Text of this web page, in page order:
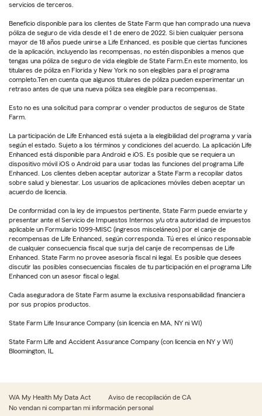
servicios de terceros.
Beneficio disponible para los clientes de State Farm que han comprado una nueva
póliza de seguro de vida desde el 1 de enero de 2022. Si bien cualquier persona
mayor de 18 años puede unirse a Life Enhanced, es posible que ciertas funciones
de la aplicación, incluyendo las recompensas, no estén disponibles a menos que
tengas una póliza de seguro de vida elegible de State Farm.En este momento, los
titulares de póliza en Florida y New York no son elegibles para el programa
completo.Ten en cuenta que algunos titulares de póliza pueden experimentar un
retraso antes de que una nueva póliza sea elegible para recompensas.
Esto no es una solicitud para comprar o vender productos de seguros de State
Farm.
La participación de Life Enhanced está sujeta a la elegibilidad del programa y varía
según el estado. Sujeto a los términos y condiciones del acuerdo. La aplicación Life
Enhanced está disponible para Android e iOS. Es posible que se requiera un
dispositivo móvil iOS o Android para usar todas las funciones del programa Life
Enhanced. Los clientes deben aceptar autorizar a State Farm a recopilar datos
sobre salud y bienestar. Los usuarios de aplicaciones móviles deben aceptar un
acuerdo de licencia.
De conformidad con la ley de impuestos pertinente, State Farm puede enviarte y
presentar ante el Servicio de Impuestos Internos y/u otra autoridad de impuestos
aplicable un Formulario 1099-MISC (ingresos misceláneos) por el canje de
recompensas de Life Enhanced, según corresponda. Tú eres el único responsable
de cualquier consecuencia fiscal que surja del canje de recompensas de Life
Enhanced. State Farm no provee asesoría fiscal ni legal. Es posible que desees
discutir las posibles consecuencias fiscales de tu participación en el programa Life
Enhanced con un asesor fiscal o legal.
Cada aseguradora de State Farm asume la exclusiva responsabilidad financiera
por sus propios productos.
State Farm Life Insurance Company (sin licencia en MA, NY ni WI)
State Farm Life and Accident Assurance Company (con licencia en NY y WI)
Bloomington, IL
WA My Health My Data Act
Aviso de recopilación de CA
No vendan ni compartan mi información personal